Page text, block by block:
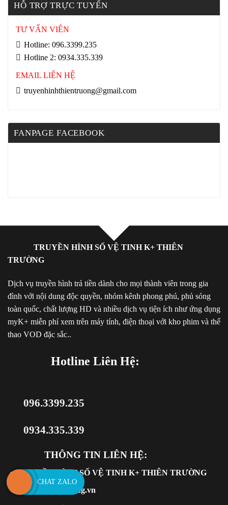
HỖ TRỢ TRỰC TUYẾN
TƯ VẤN VIÊN
Hotline: 096.3399.235
Hotline 2: 0934.335.339
EMAIL LIÊN HỆ
truyenhinhthientruong@gmail.com
FANPAGE FACEBOOK
TRUYỀN HÌNH SỐ VỆ TINH K+ THIÊN
TRƯỜNG
Dịch vụ truyền hình trả tiền dành cho mọi thành viên trong gia
đình với nội dung độc quyền, nhóm kênh phong phú, phủ sóng
toàn quốc, chất lượng HD và nhiều dịch vụ tiện ích như ứng dụng
myK+ miễn phí xem trên máy tính, điện thoại với kho phim và thể
thao VOD đặc sắc..
Hotline Liên Hệ:
096.3399.235
0934.335.339
THÔNG TIN LIÊN HỆ:
TRUYỀN HÌNH SỐ VỆ TINH K+ THIÊN TRƯỜNG
KplusThienTruong.vn
CHAT ZALO